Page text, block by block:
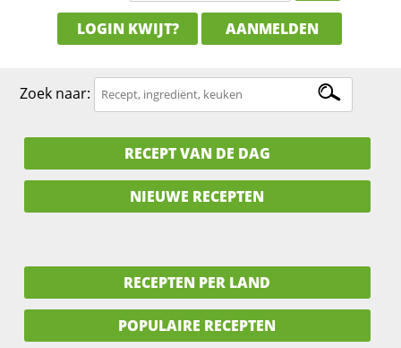
LOGIN KWIJT? AANMELDEN
Zoek naar:
RECEPT VAN DE DAG
NIEUWE RECEPTEN
RECEPTEN PER LAND
POPULAIRE RECEPTEN